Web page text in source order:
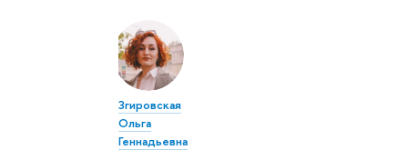
Згировская
Ольга
Геннадьевна